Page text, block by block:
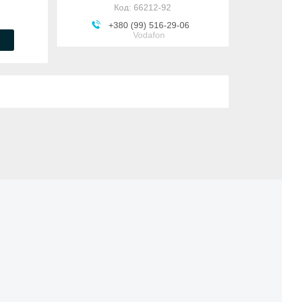
66212-92
+380 (99) 516-29-06
Vodafon